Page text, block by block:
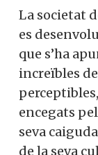
poder
La societat
No,